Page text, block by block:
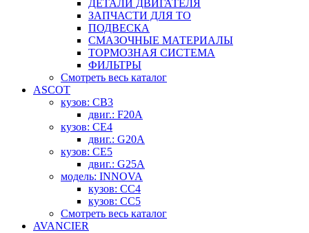
ДЕТАЛИ ДВИГАТЕЛЯ
ЗАПЧАСТИ ДЛЯ ТО
ПОДВЕСКА
СМАЗОЧНЫЕ МАТЕРИАЛЫ
ТОРМОЗНАЯ СИСТЕМА
ФИЛЬТРЫ
Смотреть весь каталог
ASCOT
кузов: CB3
двиг.: F20A
кузов: CE4
двиг.: G20A
кузов: CE5
двиг.: G25A
модель: INNOVA
кузов: CC4
кузов: CC5
Смотреть весь каталог
AVANCIER